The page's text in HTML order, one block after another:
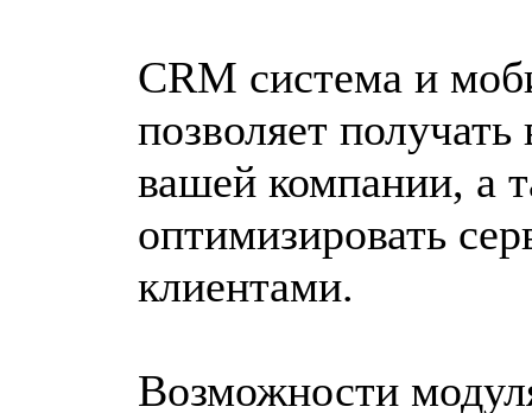
CRM система и
позволяет
вашей компании, а
оптимизировать
клиентами.
Возможности